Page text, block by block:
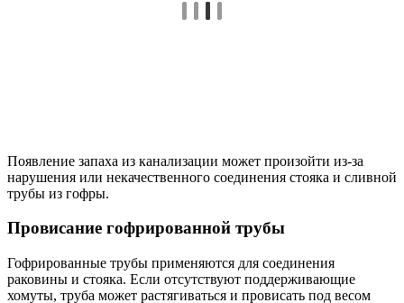
Появление запаха из канализации может произойти из-за
нарушения или некачественного соединения стояка и сливной
трубы из гофры.
Провисание гофрированной трубы
Гофрированные трубы применяются для соединения
раковины и стояка. Если отсутствуют поддерживающие
хомуты, труба может растягиваться и провисать под весом